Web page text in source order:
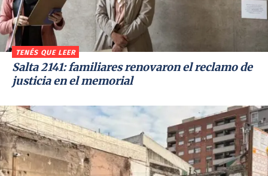
TENÉS QUE LEER
Salta 2141: familiares renovaron el reclamo de
justicia en el memorial